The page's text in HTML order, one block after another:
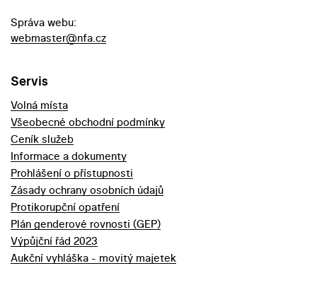
Správa webu:
webmaster@nfa.cz
Servis
Volná místa
Všeobecné obchodní podmínky
Ceník služeb
Informace a dokumenty
Prohlášení o přístupnosti
Zásady ochrany osobních údajů
Protikorupční opatření
Plán genderové rovnosti (GEP)
Výpůjční řád 2023
Aukční vyhláška - movitý majetek